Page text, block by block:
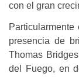
con el gran
presencia de
Thomas
del Fuego, en